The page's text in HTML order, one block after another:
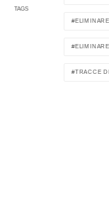
TAGS
TRACCE